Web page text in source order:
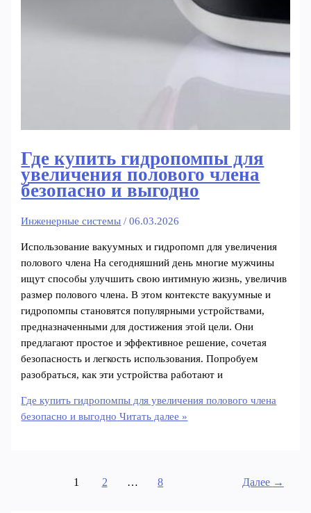
Где купить гидропомпы для
увеличения полового члена
безопасно и выгодно
Инженерные системы /06.03.2026
Использование вакуумных и гидропомп для увеличения
полового члена На сегодняшний день многие мужчины
ищут способы улучшить свою интимную жизнь, увеличив
размер полового члена. В этом контексте вакуумные и
гидропомпы становятся популярными устройствами,
предназначенными для достижения этой цели. Они
предлагают простое и эффективное решение, сочетая
безопасность и легкость использования. Попробуем
разобраться, как эти устройства работают и
Где купить гидропомпы для увеличения полового члена
безопасно и выгодно Читать далее »
1 2 … 8 Далее →